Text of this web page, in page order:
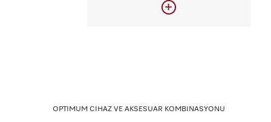
OPTIMUM CIHAZ VE AKSESUAR KOMBINASYONU